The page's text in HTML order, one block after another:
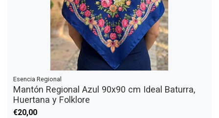
Esencia Regional
Mantón Regional Azul 90x90 cm Ideal Baturra,
Huertana y Folklore
€20,00